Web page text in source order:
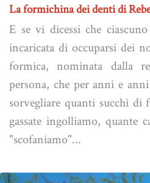
La formichina dei denti di
E se vi dicessi che
incaricata di occuparsi dei
formica, nominata dalla
persona, che per anni e
sorvegliare quanti succhi di
gassate ingolliamo, quante
"scofaniamo"...